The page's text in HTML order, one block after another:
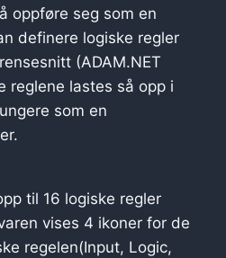
oppføre seg som en
definere logiske regler
(ADAM.NET
reglene lastes så opp i
som en
til 16 logiske regler
vises 4 ikoner for de
regelen(Input, Logic,